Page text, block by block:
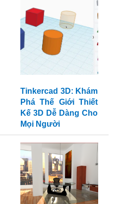
Tinkercad 3D: Khám
Phá Thế Giới Thiết
Kế 3D Dễ Dàng Cho
Mọi Người